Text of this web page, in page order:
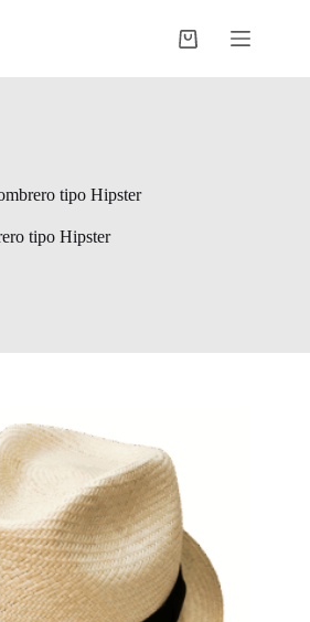
Shopping
tipo Hipster
tipo Hipster